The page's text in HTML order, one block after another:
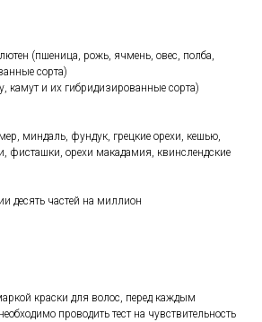
(пшеница, рожь, ячмень, овес, полба,
сорта)
камут и их гибридизированные сорта)
миндаль, фундук, грецкие орехи, кешью,
фисташки, орехи макадамия, квинслендские
десять частей на миллион
краски для волос, перед каждым
проводить тест на чувствительность